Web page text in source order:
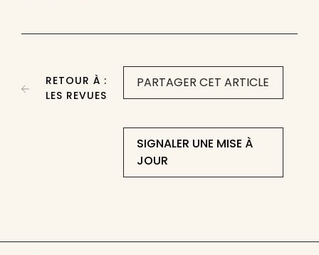
PARTAGER CET ARTICLE
SIGNALER UNE MISE À
JOUR
RETOUR À :
LES REVUES